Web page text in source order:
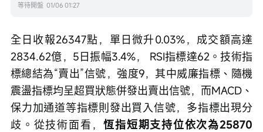
等待開盤 01/06 01:27
全日收報26347點，單日微升0.03%，成交額高達
2834.62億，5日振幅3.4%， RSI指標達62。技術指
標總結為“賣出”信號，強度9，其中威廉指標、隨機
震盪指標均呈超買狀態併發出賣出信號，而MACD、
保力加通道等指標則發出買入信號，多指標出現分
歧。從技術面看，恆指短期支持位依次為25870